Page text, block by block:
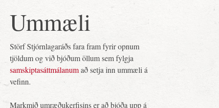
Ummæli
Störf Stjórnlagaráðs fara fram fyrir opnum
tjöldum og við bjóðum öllum sem fylgja
samskiptasáttmálanumað setja inn ummæli á
vefinn.
Markmið umræðukerfisins er að bjóða upp á